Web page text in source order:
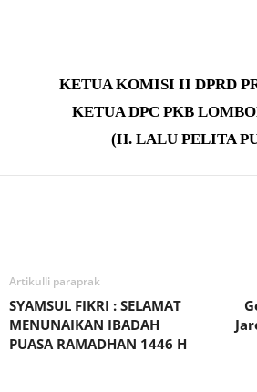
KETUA KOMISI II DPRD
KETUA DPC PKB
(H. LALU PELITA
Artikulli paraprak
SYAMSUL FIKRI : SELAMAT
MENUNAIKAN IBADAH
PUASA RAMADHAN 1446 H